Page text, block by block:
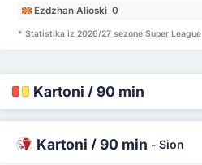
Ezdzhan Alioski 0
* Statistika iz 2026/27 sezone Super League
Kartoni / 90 min
Kartoni / 90 min - Sion